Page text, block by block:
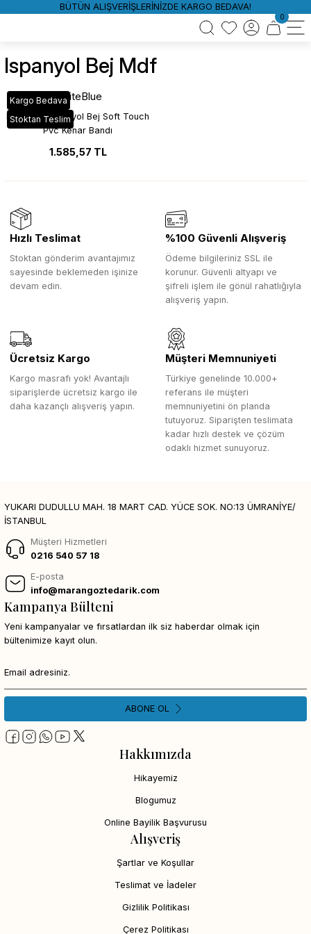
BÜTÜN ALIŞVERİŞLERİNİZDE KARGO BEDAVA!
0
Ispanyol Bej Mdf
Kargo Bedava
Stoktan Teslim
WhiteBlue
MAT_86A İspanyol Bej Soft Touch
Pvc Kenar Bandı
1.585,57 TL
Hızlı Teslimat
Stoktan gönderim avantajımız
sayesinde beklemeden işinize
devam edin.
%100 Güvenli Alışveriş
Ödeme bilgileriniz SSL ile
korunur. Güvenli altyapı ve
şifreli işlem ile gönül rahatlığıyla
alışveriş yapın.
Ücretsiz Kargo
Kargo masrafı yok! Avantajlı
siparişlerde ücretsiz kargo ile
daha kazançlı alışveriş yapın.
Müşteri Memnuniyeti
Türkiye genelinde 10.000+
referans ile müşteri
memnuniyetini ön planda
tutuyoruz. Siparişten teslimata
kadar hızlı destek ve çözüm
odaklı hizmet sunuyoruz.
YUKARI DUDULLU MAH. 18 MART CAD. YÜCE SOK. NO:13 ÜMRANİYE/
İSTANBUL
Müşteri Hizmetleri
0216 540 57 18
E-posta
info@marangoztedarik.com
Hakkımızda
Hikayemiz
Blogumuz
Online Bayilik Başvurusu
Alışveriş
Şartlar ve Koşullar
Teslimat ve İadeler
Gizlilik Politikası
Çerez Politikası
Kampanya Bülteni
Yeni kampanyalar ve fırsatlardan ilk siz haberdar olmak için
bültenimize kayıt olun.
ABONE OL